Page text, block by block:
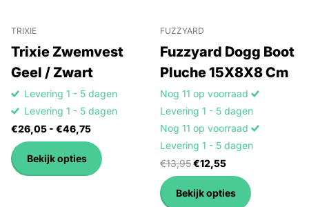
TRIXIE
Trixie Zwemvest
Geel / Zwart
Levering 1 - 5 dagen
Levering 1 - 5 dagen
€26,05 - €46,75
Bekijk opties
FUZZYARD
Fuzzyard Dogg Boot
Pluche 15X8X8 Cm
Nog 11 op voorraad
Levering 1 - 5 dagen
Nog 11 op voorraad
Levering 1 - 5 dagen
€13,95€12,55
Bekijk opties